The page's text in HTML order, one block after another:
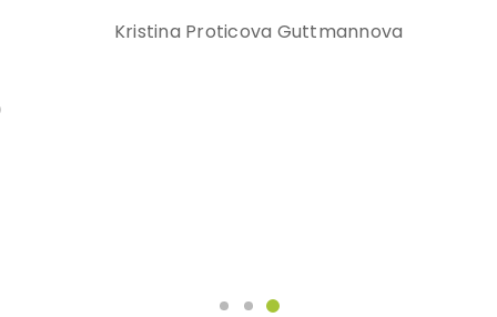
Kristina Proticova Guttmannova